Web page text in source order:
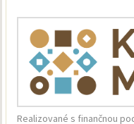
Realizované s finančnou